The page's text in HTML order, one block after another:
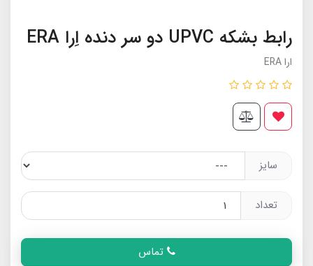
رابط بشکه UPVC دو سر دنده اِرا ERA
ارا ERA
سایز
تعداد
تماس